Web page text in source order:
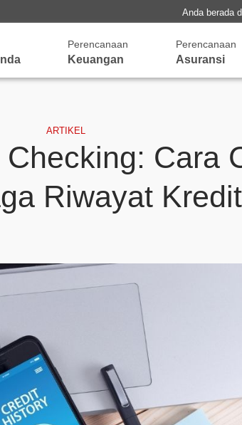
Anda berada
Perencanaan
Keuangan
Perencanaan
Asuransi
ARTIKEL
Cara
Riwayat